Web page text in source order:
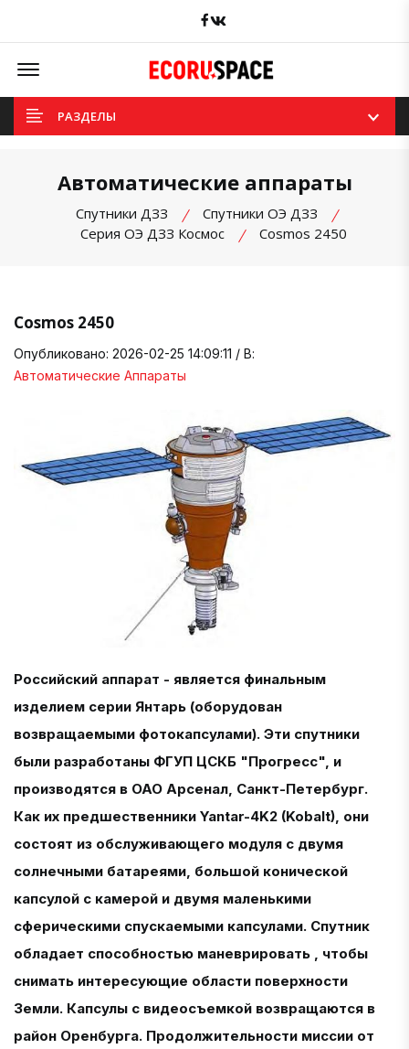
Facebook
Offcanvas Menu Open
РАЗДЕЛЫ
Автоматические аппараты
Спутники ДЗЗ
Спутники ОЭ ДЗЗ
Серия ОЭ ДЗЗ Космос
Cosmos 2450
Cosmos 2450
Опубликовано: 2026-02-25 14:09:11 / В:
Автоматические Аппараты
Российский аппарат - является финальным
изделием серии Янтарь (оборудован
возвращаемыми фотокапсулами). Эти спутники
были разработаны ФГУП ЦСКБ "Прогресс", и
производятся в ОАО Арсенал, Санкт-Петербург.
Как их предшественники Yantar-4K2 (Kobalt), они
состоят из обслуживающего модуля с двумя
солнечными батареями, большой конической
капсулой с камерой и двумя маленькими
сферическими спускаемыми капсулами. Спутник
обладает способностью маневрировать , чтобы
снимать интересующие области поверхности
Земли. Капсулы с видеосъемкой возвращаются в
район Оренбурга. Продолжительности миссии от